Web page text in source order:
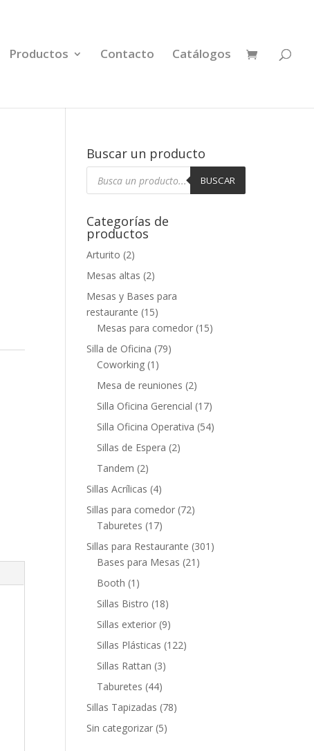
Productos Contacto Catálogos
Buscar un producto
Búsqueda
productos
BUSCAR
Categorías de
productos
Arturito (2)
Mesas altas (2)
Mesas y Bases para
restaurante (15)
Mesas para comedor (15)
Silla de Oficina (79)
Coworking (1)
Mesa de reuniones (2)
Silla Oficina Gerencial (17)
Silla Oficina Operativa (54)
Sillas de Espera (2)
Tandem (2)
Sillas Acrílicas (4)
Sillas para comedor (72)
Taburetes (17)
Sillas para Restaurante (301)
Bases para Mesas (21)
Booth (1)
Sillas Bistro (18)
Sillas exterior (9)
Sillas Plásticas (122)
Sillas Rattan (3)
Taburetes (44)
Sillas Tapizadas (78)
Sin categorizar (5)